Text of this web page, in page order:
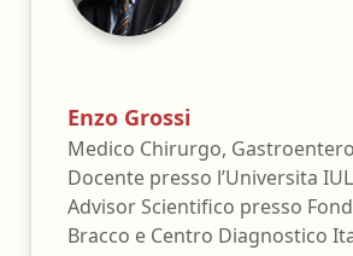
Enzo Grossi
Medico Chirurgo,
Docente presso l’Universita
Advisor Scientifico presso
Bracco e Centro Diagnostico